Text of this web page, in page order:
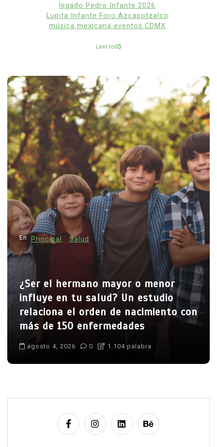
legado Pedro Infante 2026
Lupita Infante Foro Azcapotzalco
música mexicana eventos CDMX
Leer todo
En Principal Salud
¿Ser el hermano mayor o menor
influye en tu salud? Un estudio
relaciona el orden de nacimiento con
más de 150 enfermedades
agosto 4, 2026 0 1.104 palabra